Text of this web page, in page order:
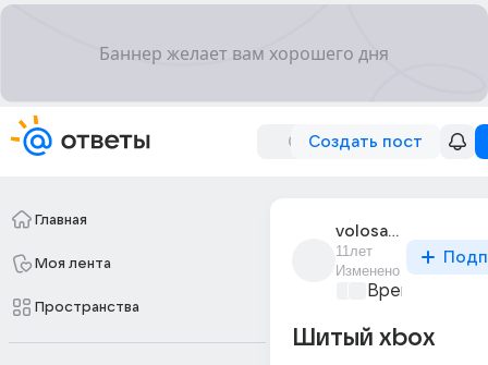
Создать пост
Главная
Моя лента
Пространства
volosatye_siski
11лет
Изменено
Время игр
Шитый xbox